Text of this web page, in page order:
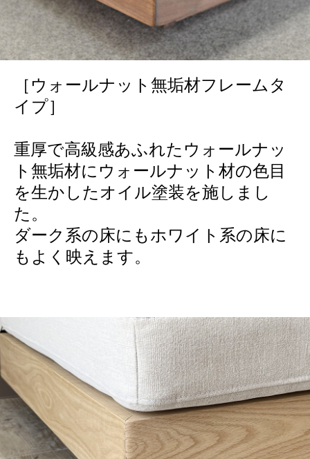
［ウォールナット無垢材フレームタ
イプ］
重厚で高級感あふれたウォールナッ
ト無垢材にウォールナット材の色目
を生かしたオイル塗装を施しまし
た。
ダーク系の床にもホワイト系の床に
もよく映えます。